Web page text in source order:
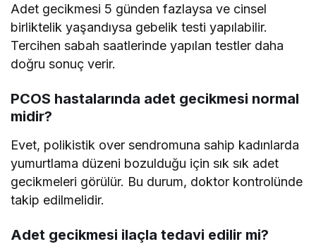
Adet gecikmesi 5 günden fazlaysa ve cinsel
birliktelik yaşandıysa gebelik testi yapılabilir.
Tercihen sabah saatlerinde yapılan testler daha
doğru sonuç verir.
PCOS hastalarında adet gecikmesi normal
midir?
Evet, polikistik over sendromuna sahip kadınlarda
yumurtlama düzeni bozulduğu için sık sık adet
gecikmeleri görülür. Bu durum, doktor kontrolünde
takip edilmelidir.
Adet gecikmesi ilaçla tedavi edilir mi?